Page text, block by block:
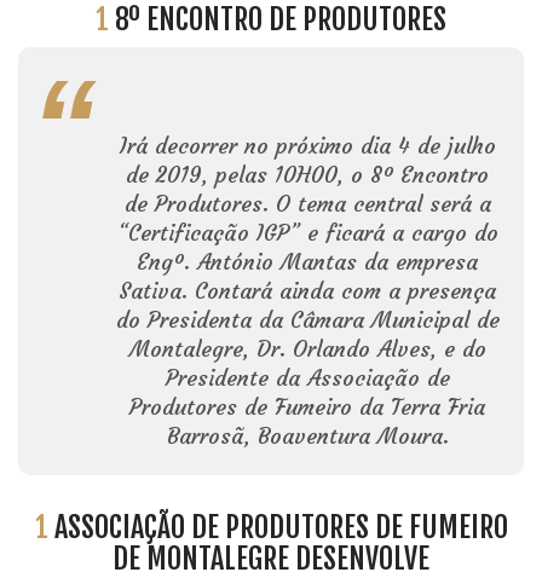
1 8º ENCONTRO DE PRODUTORES
Irá decorrer no próximo dia 4 de julho
de 2019, pelas 10H00, o 8º Encontro
de Produtores. O tema central será a
“Certificação IGP” e ficará a cargo do
Engº. António Mantas da empresa
Sativa. Contará ainda com a presença
do Presidenta da Câmara Municipal de
Montalegre, Dr. Orlando Alves, e do
Presidente da Associação de
Produtores de Fumeiro da Terra Fria
Barrosã, Boaventura Moura.
1 ASSOCIAÇÃO DE PRODUTORES DE FUMEIRO
DE MONTALEGRE DESENVOLVE